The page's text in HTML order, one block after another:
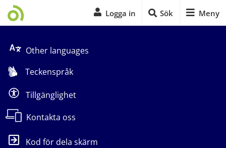
Logga in Sök Meny
Other languages
Teckenspråk
Tillgänglighet
Kontakta oss
Kod för dela skärm